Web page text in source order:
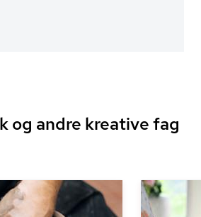
og andre kreative fag